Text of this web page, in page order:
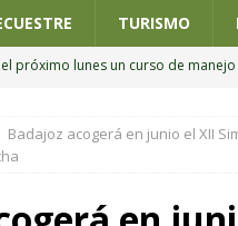
TURISMO
próximo lunes un curso de
nuevos altos cargos del
alternativas al riego por
Badajoz acogerá en junio el XII